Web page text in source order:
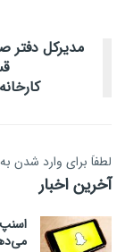
‌مدیرکل ‌دفتر
لطفاَ برای وارد شدن
آخرین اخبار